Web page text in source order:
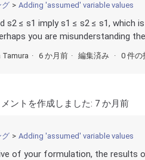
グ Adding 'assumed' variable values
s2 ≤ s1 imply s1 ≤ s2 ≤ s1,
you are misunderstanding
Tamura 6 か月前 編集済み 0 件の
ントを作成しました: 7 か月前
グ Adding 'assumed' variable values
of your formulation, the results